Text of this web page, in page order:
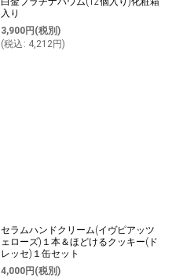
入り
3,900円 (税別)
(税込 : 4,212円)
セラムハンドクリーム(イヴピアッツ
ェローズ)１本＆ほどけるクッキー(ド
レッセ)１缶セット
4,000円 (税別)